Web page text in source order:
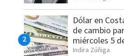
Dólar en
de cambio
miércoles 5
Indira Zúñiga